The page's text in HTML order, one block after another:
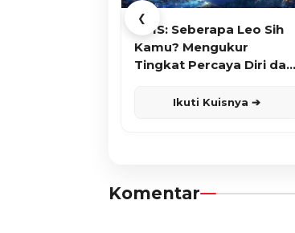
❮
KUIS: Seberapa Leo Sih
Kamu? Mengukur
Tingkat Percaya Diri dan
Ikuti Kuisnya ➔
Komentar